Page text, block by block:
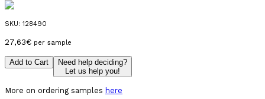
SKU: 128490
27,63€ per sample
Add to Cart
Need help deciding?
Let us help you!
More on ordering samples here